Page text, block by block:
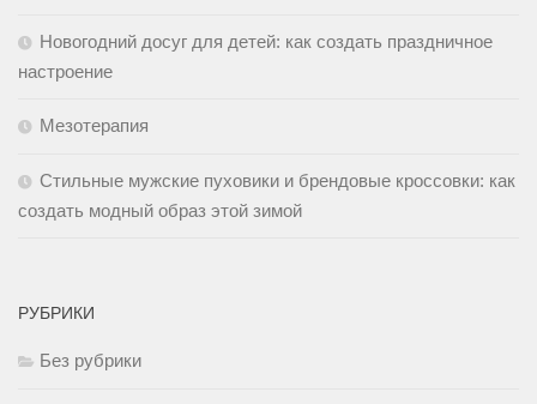
Новогодний досуг для детей: как создать праздничное
настроение
Мезотерапия
Стильные мужские пуховики и брендовые кроссовки: как
создать модный образ этой зимой
РУБРИКИ
Без рубрики